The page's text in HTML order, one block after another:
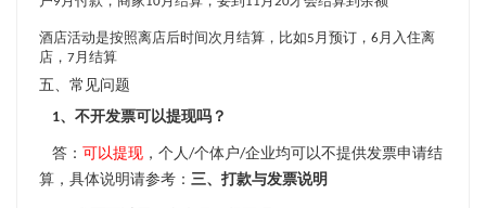
酒店活动是按照离店后时间次月结算，比如5 月预订， 6 月入住离
店， 7月结算
五、常见问题
1、不开发票可以提现吗？
答： 可以提现 ，个人/个体户/企业均可以不提供发票申请结
算，具体说明请参考： 三、打款与发票说明